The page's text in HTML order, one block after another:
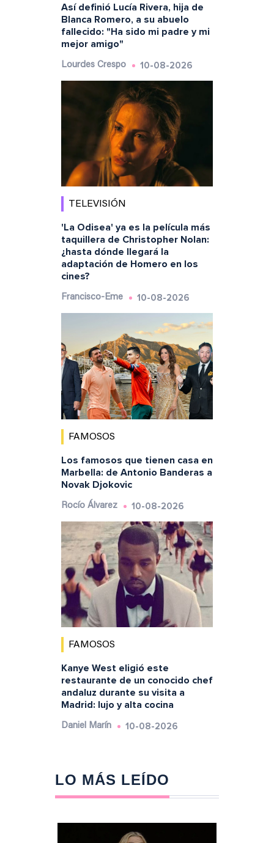
Así definió Lucía Rivera, hija de
Blanca Romero, a su abuelo
fallecido: "Ha sido mi padre y mi
mejor amigo"
Lourdes Crespo 10-08-2026
TELEVISIÓN
'La Odisea' ya es la película más
taquillera de Christopher Nolan:
¿hasta dónde llegará la
adaptación de Homero en los
cines?
Francisco-Eme 10-08-2026
FAMOSOS
Los famosos que tienen casa en
Marbella: de Antonio Banderas a
Novak Djokovic
Rocío Álvarez 10-08-2026
FAMOSOS
Kanye West eligió este
restaurante de un conocido chef
andaluz durante su visita a
Madrid: lujo y alta cocina
Daniel Marín 10-08-2026
LO MÁS LEÍDO